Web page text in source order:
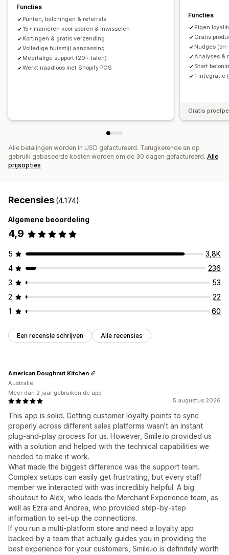
Donaties
Functies
Punten, beloningen & referrals
15+ manieren voor sparen & inwisselen
Kortingen & gratis verzending
Volledige huisstijl aanpassing
Meertalige support (20+ talen)
Werkt naadloos met Shopify POS
Functies
Eigen
Gratis
Nudges
Analyses &
Start
1 integratie
Gratis
Alle betalingen worden in USD gefactureerd. Terugkerende en op
gebruik gebaseerde kosten worden om de 30 dagen gefactureerd. Alle
prijsopties
Recensies (4.174)
Algemene beoordeling
4,9
5
3,8K
4
236
3
53
2
22
1
60
Een recensie schrijven Alle recensies
5 augustus 2026
This app is solid. Getting customer loyalty points to sync
properly across different sales platforms wasn't an instant
plug-and-play process for us. However, Smile.io provided us
with a solution and helped with the technical capabilities we
needed to make it work.
What made the biggest difference was the support team.
Complex setups can easily get frustrating, but every staff
member we interacted with was incredibly helpful. A big
shoutout to Alex, who leads the Merchant Experience team, as
well as Ezra and Andrea, who provided step-by-step
information to set-up the connections.
If you run a multi-platform store and need a loyalty app
backed by a team that actually guides you in providing the
best experience for your customers, Smile.io is definitely worth
American Doughnut Kitchen
Australië
Meer dan 2 jaar gebruiken de app